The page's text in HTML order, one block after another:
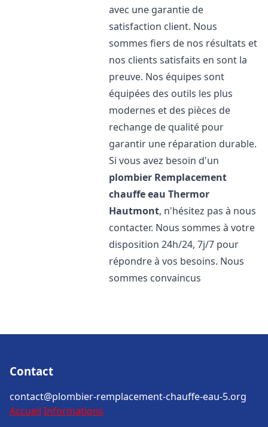
avec une garantie de
satisfaction client. Nous
sommes fiers de nos résultats et
nos clients satisfaits en sont la
preuve. Nos équipes sont
équipées des outils les plus
modernes et des pièces de
rechange de qualité pour
garantir une réparation durable.
Si vous avez besoin d'un
plombier Remplacement
chauffe eau Thermor
Hautmont, n'hésitez pas à nous
contacter. Nous sommes à votre
disposition 24h/24, 7j/7 pour
répondre à vos besoins. Nous
sommes convaincus
Contact
contact@plombier-remplacement-chauffe-eau-5.org
Accueil Informations